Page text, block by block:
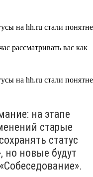
рассматривать вас как
на этапе
старые
статус
но новые будут